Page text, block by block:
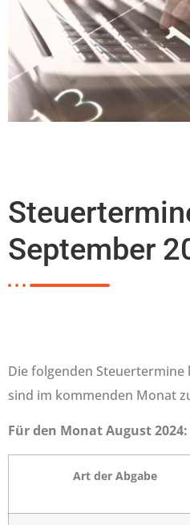
September
Die folgenden Steuertermine
sind im kommenden Monat
Für den Monat August 2024:
Art der Abgabe